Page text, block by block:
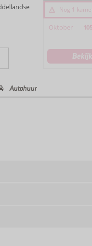
Nog 1
Oktober
Autohuur